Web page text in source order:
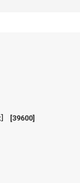
[39600]